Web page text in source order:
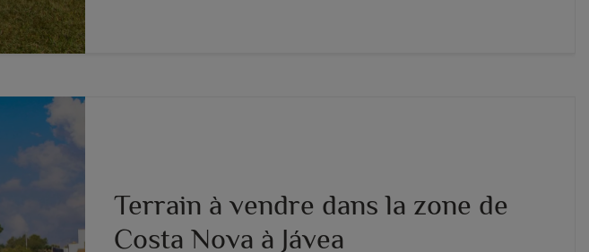
Terrain à vendre dans la zone de
Costa Nova à Jávea